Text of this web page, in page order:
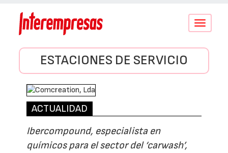
Conmutar
ESTACIONES DE SERVICIO
ACTUALIDAD
Ibercompound, especialista en
químicos para el sector del ‘carwash’,